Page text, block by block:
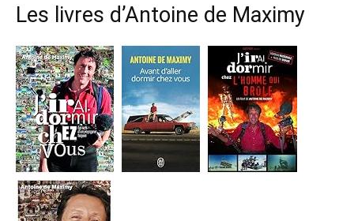
Les livres d’Antoine de Maximy